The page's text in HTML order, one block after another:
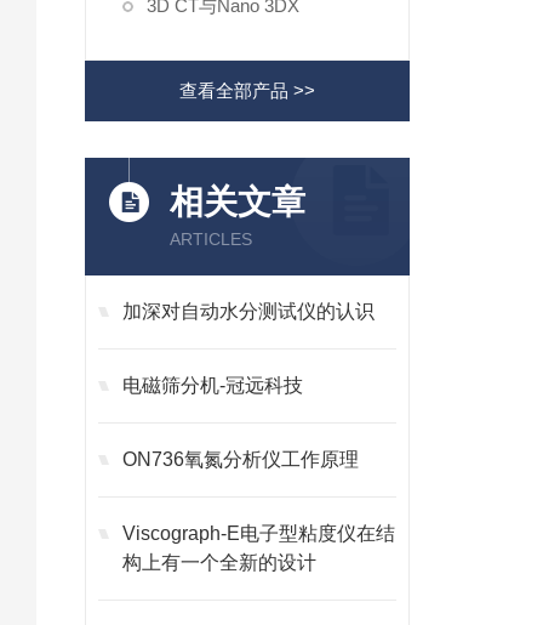
3D CT与Nano 3DX
查看全部产品 >>
相关文章
ARTICLES
加深对自动水分测试仪的认识
电磁筛分机-冠远科技
ON736氧氮分析仪工作原理
Viscograph-E电子型粘度仪在结
构上有一个全新的设计